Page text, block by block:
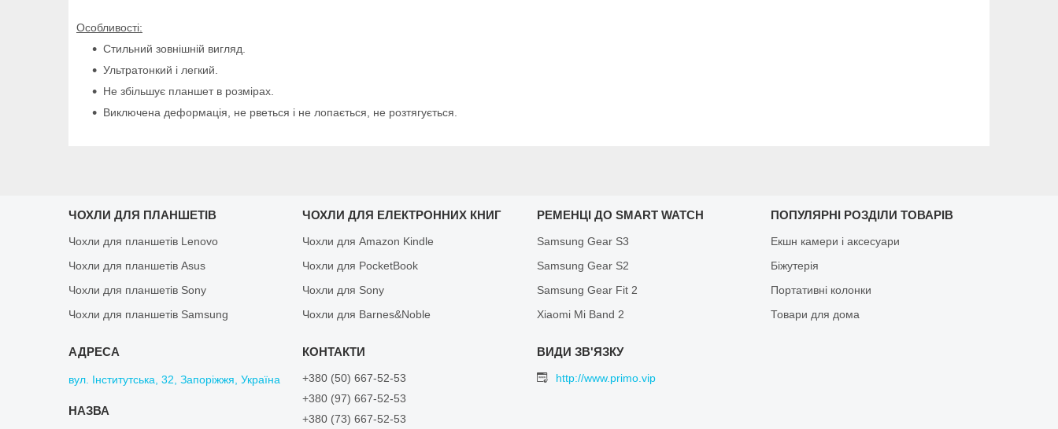
Особливості:
Стильний зовнішній вигляд.
Ультратонкий і легкий.
Не збільшує планшет в розмірах.
Виключена деформація, не рветься і не лопається, не розтягується.
ЧОХЛИ ДЛЯ ПЛАНШЕТІВ
Чохли для планшетів Lenovo
Чохли для планшетів Asus
Чохли для планшетів Sony
Чохли для планшетів Samsung
ЧОХЛИ ДЛЯ ЕЛЕКТРОННИХ КНИГ
Чохли для Amazon Kindle
Чохли для PocketBook
Чохли для Sony
Чохли для Barnes&Noble
РЕМЕНЦІ ДО SMART WATCH
Samsung Gear S3
Samsung Gear S2
Samsung Gear Fit 2
Xiaomi Mi Band 2
ПОПУЛЯРНІ РОЗДІЛИ ТОВАРІВ
Екшн камери і аксесуари
Біжутерія
Портативні колонки
Товари для дома
вул. Інститутська, 32, Запоріжжя, Україна
+380 (50) 667-52-53
+380 (97) 667-52-53
+380 (73) 667-52-53
http://www.primo.vip